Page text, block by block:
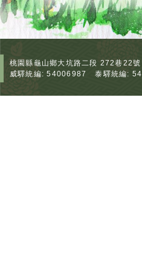
桃園縣龜山鄉大坑路二段 272巷22號
威驛統編: 54006987
泰驛統編: